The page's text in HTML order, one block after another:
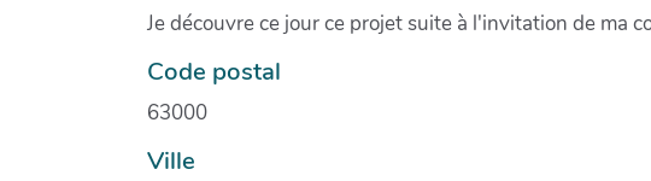
Je découvre ce jour ce projet suite à l'invitation de ma
Code postal
63000
Ville